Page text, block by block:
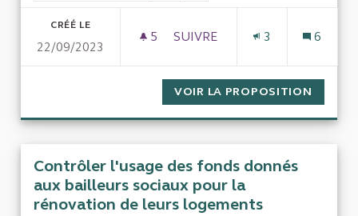
CRÉÉ LE
22/09/2023
5 5 ABONNÉS
SUIVRE
3 6
VOIR LA PROPOSITION
Contrôler l'usage des fonds donnés
aux bailleurs sociaux pour la
rénovation de leurs logements